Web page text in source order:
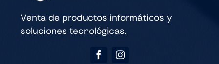
Venta de productos informáticos y
soluciones tecnológicas.